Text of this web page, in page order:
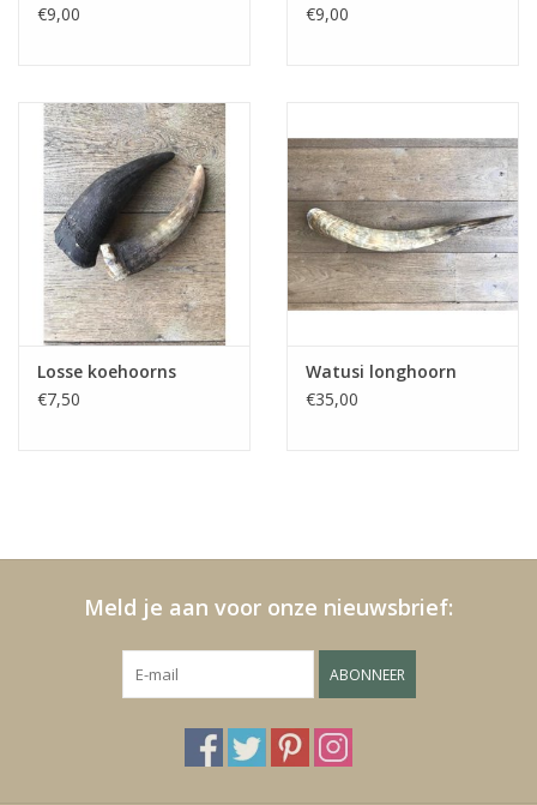
Verlichting
Tuinmeubels en deco
Beelden
Fake plants
Kisten
€9,00
€9,00
Losse koehoorns
€7,50
Watusi longhoorn
€35,00
Meld je aan voor onze nieuwsbrief:
ABONNEER